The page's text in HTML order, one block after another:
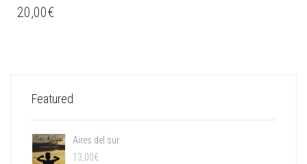
20,00€
Featured
Aires del sur
13,00€